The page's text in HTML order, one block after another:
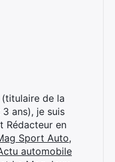
de la
ans), je suis
Rédacteur en
Sport Auto,
automobile